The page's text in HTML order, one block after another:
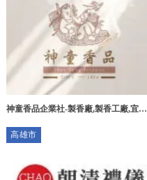
神童香品企業社-製香廠,製香工廠,宜蘭
高雄市